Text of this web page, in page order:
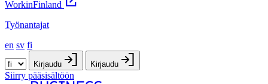
WorkinFinland
Työnantajat
en sv fi
Kirjaudu Kirjaudu
Siirry pääsisältöön